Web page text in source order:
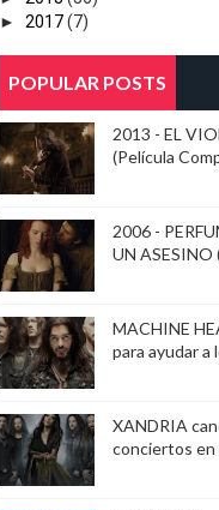
► 2017(7)
POPULAR POSTS
2013 - EL
(Película
2006 -
UN ASESINO
MACHINE
para ayudar a
XANDRIA
conciertos en